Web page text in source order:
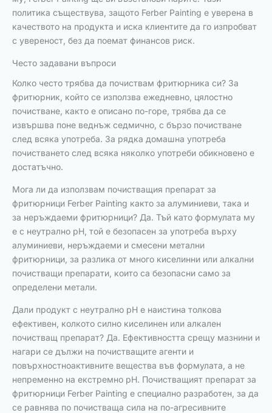
политика съществува, защото Ferber Painting е уверена в
качеството на продукта и иска клиентите да го изпробват
с увереност, без да поемат финансов риск.
Често задавани въпроси
Колко често трябва да почиствам фритюрника си? За
фритюрник, който се използва ежедневно, цялостно
почистване, както е описано по-горе, трябва да се
извършва поне веднъж седмично, с бързо почистване
след всяка употреба. За рядка домашна употреба
почистването след всяка няколко употреби обикновено е
достатъчно.
Мога ли да използвам почистващия препарат за
фритюрници Ferber Painting както за алуминиеви, така и
за неръждаеми фритюрници? Да. Тъй като формулата му
е с неутрално pH, той е безопасен за употреба върху
алуминиеви, неръждаеми и смесени метални
фритюрници, за разлика от много киселинни или алкални
почистващи препарати, които са безопасни само за
определени метали.
Дали продукт с неутрално pH е наистина толкова
ефективен, колкото силно киселинен или алкален
почистващ препарат? Да. Ефективността срещу мазнини и
нагари се дължи на почистващите агенти и
повърхностноактивните вещества във формулата, а не
непременно на екстремно pH. Почистващият препарат за
фритюрници Ferber Painting е специално разработен, за да
се равнява по почистваща сила на по-агресивните